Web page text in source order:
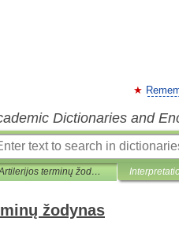
Dictionaries and
Artilerijos terminų žodynas
žodynas